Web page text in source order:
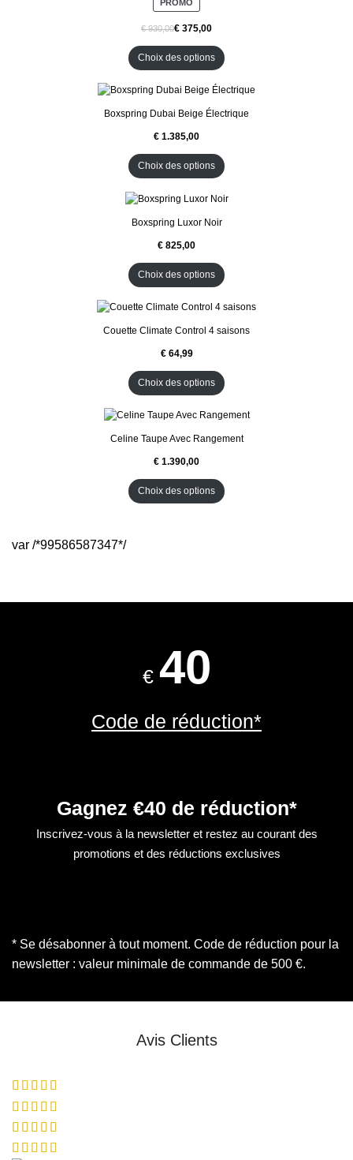
O
I
PROMO
R
O
U
E
P
O
M
O
T
O
€ €
Choix des options
Boxspring Dubai Beige Électrique
Choix des options
Boxspring Luxor Noir
Choix des options
Couette Climate Control 4 saisons
Choix des options
Celine Taupe Avec Rangement
Choix des options
var /*99586587347*/
€ 40
Code de réduction*
Gagnez €40 de réduction*
Inscrivez-vous à la newsletter et restez au courant des
promotions et des réductions exclusives
* Se désabonner à tout moment. Code de réduction pour la
newsletter : valeur minimale de commande de 500 €.
Avis Clients